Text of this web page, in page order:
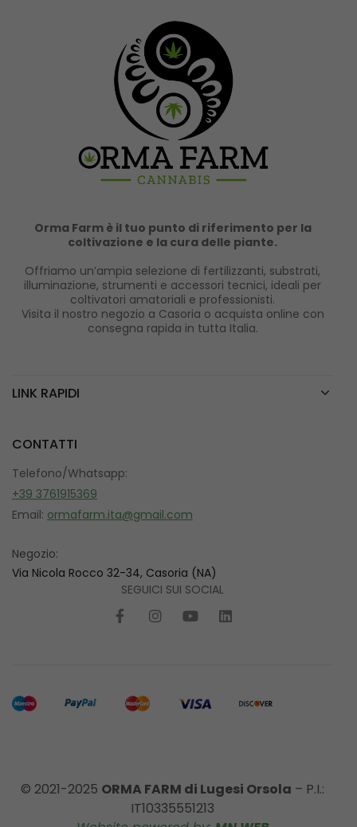
Orma Farm è il tuo punto di riferimento per la
coltivazione e la cura delle piante.
Offriamo un’ampia selezione di fertilizzanti, substrati,
illuminazione, strumenti e accessori tecnici, ideali per
coltivatori amatoriali e professionisti.
Visita il nostro negozio a Casoria o acquista online con
consegna rapida in tutta Italia.
LINK RAPIDI
CONTATTI
Telefono/Whatsapp:
+39 3761915369
Email: ormafarm.ita@gmail.com
Negozio:
Via Nicola Rocco 32-34, Casoria (NA)
SEGUICI SUI SOCIAL
© 2021-2025 ORMA FARM di Lugesi Orsola – P.I.:
IT10335551213